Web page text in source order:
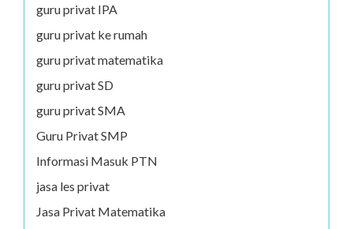
guru privat IPA
guru privat ke rumah
guru privat matematika
guru privat SD
guru privat SMA
Guru Privat SMP
Informasi Masuk PTN
jasa les privat
Jasa Privat Matematika